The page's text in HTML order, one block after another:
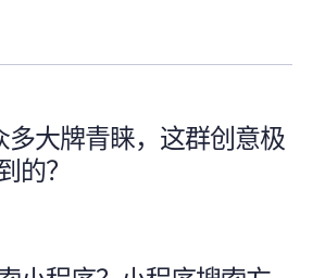
多大牌青睐，这群创意极
的？